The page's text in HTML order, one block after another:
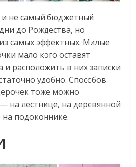
и не самый бюджетный
до Рождества, но
самых эффектных. Милые
мало кого оставят
расположить в них записки
удобно. Способов
тоже можно
на лестнице, на деревянной
на подоконнике.